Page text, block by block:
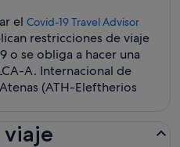
el Covid-19 Travel Advisor
restricciones de viaje
o se obliga a hacer una
A. Internacional de
(ATH-Eleftherios